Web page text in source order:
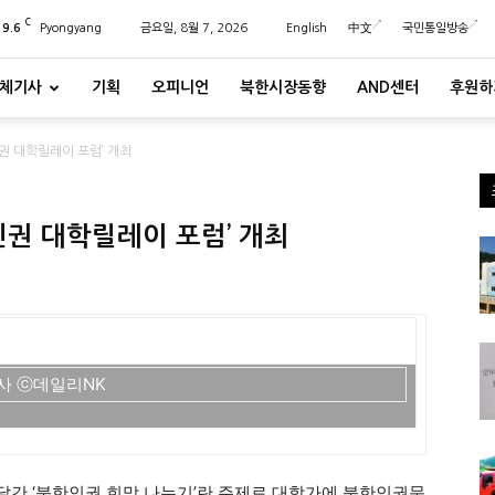
C Pyongyang 금요일, 8월 7, 2026 English 中文 국민통일방송
기사 기획 오피니언 북한시장동향 AND센터 후원
대학릴레이 포럼’ 개최
대학릴레이 포럼’ 개최
ⓒ데일리NK